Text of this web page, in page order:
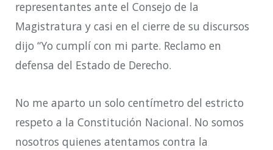
representantes ante el Consejo de la
Magistratura y casi en el cierre de su discursos
dijo “Yo cumplí con mi parte. Reclamo en
defensa del Estado de Derecho.
No me aparto un solo centímetro del estricto
respeto a la Constitución Nacional. No somos
nosotros quienes atentamos contra la